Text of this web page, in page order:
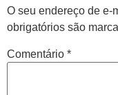
O seu endereço de e-
obrigatórios são
Comentário *